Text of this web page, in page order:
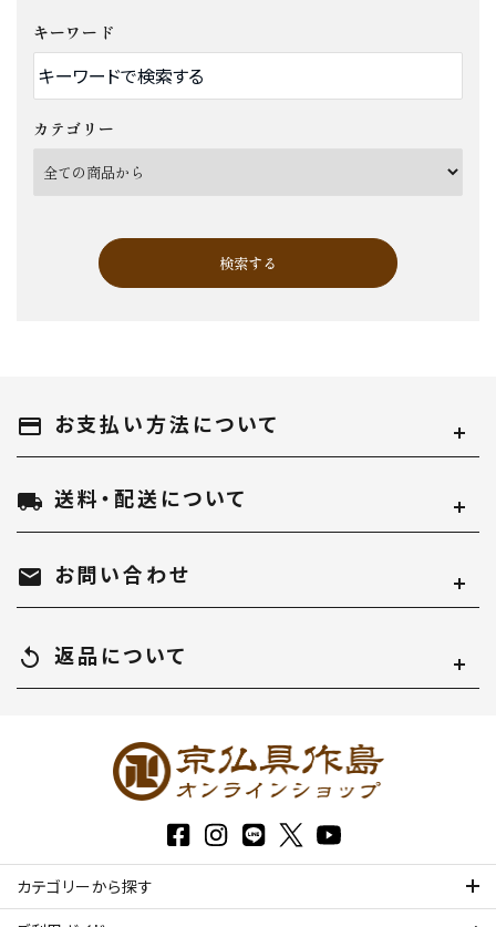
キーワード
カテゴリー
検索する
キーワード
カテゴリー
payment お支払い方法について
local_shipping 送料・配送について
mail お問い合わせ
replay 返品について
カテゴリーから探す